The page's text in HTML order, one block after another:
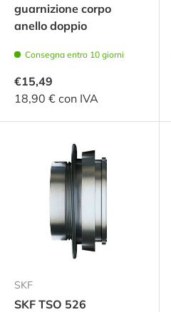
guarnizione corpo
anello doppio
Consegna entro 10 giorni
€15,49
18,90 € con IVA
SKF
SKF TSO 526